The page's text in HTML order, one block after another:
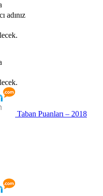
adınız
Taban Puanları – 2018